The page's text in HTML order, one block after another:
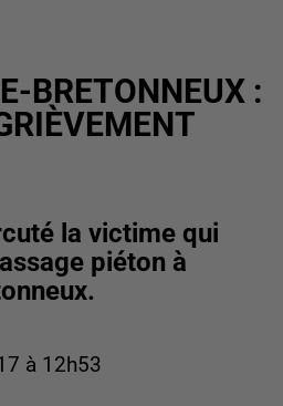
BRETONNEUX :
la victime qui
piéton à
à 12h53